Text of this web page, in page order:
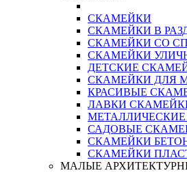
СКАМЕЙКИ
СКАМЕЙКИ В
СКАМЕЙКИ СО
СКАМЕЙКИ
ДЕТСКИЕ
СКАМЕЙКИ ДЛЯ
КРАСИВЫЕ
ЛАВКИ
САДОВЫЕ
СКАМЕЙКИ
СКАМЕЙКИ
МАЛЫЕ